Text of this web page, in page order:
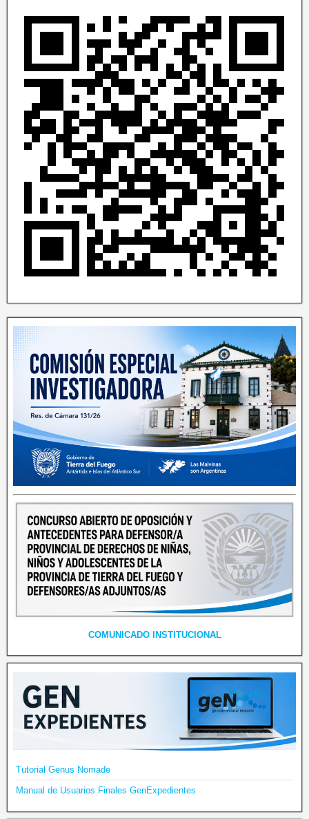
COMUNICADO INSTITUCIONAL
Tutorial Genus Nomade
Manual de Usuarios Finales GenExpedientes